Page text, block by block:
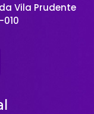
Vila Prudente
010